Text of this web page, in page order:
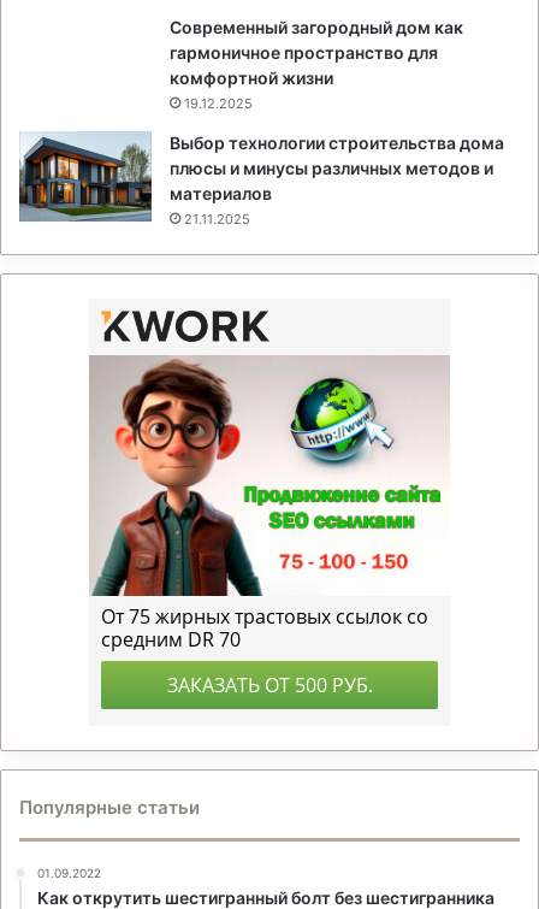
Современный загородный дом как
гармоничное пространство для
комфортной жизни
19.12.2025
Выбор технологии строительства дома
плюсы и минусы различных методов и
материалов
21.11.2025
Популярные статьи
01.09.2022
Как открутить шестигранный болт без шестигранника